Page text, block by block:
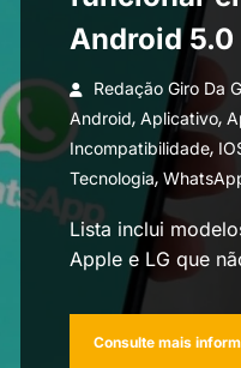
Android 5.0
inferior a
junho
Redação Giro Da
Android, Aplicativo,
Incompatibilidade,
Tecnologia,
Lista inclui
Apple e LG que
Consulte mais